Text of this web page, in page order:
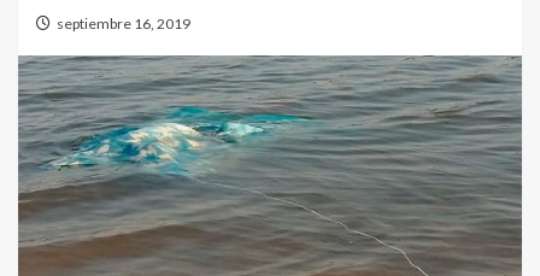
septiembre 16, 2019